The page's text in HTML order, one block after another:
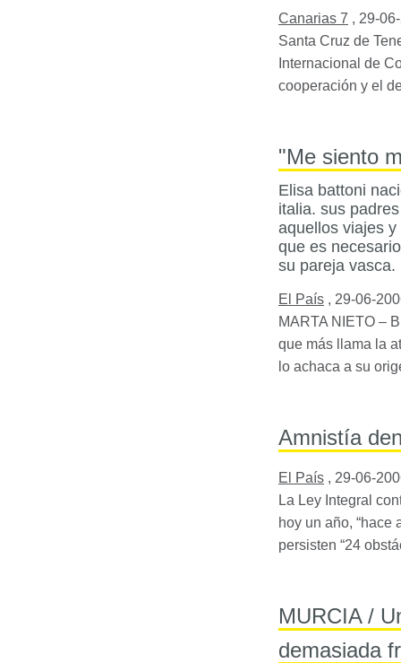
Canarias 7 , 29-
Santa Cruz de
Internacional de
cooperación y el
"Me siento
Elisa battoni
italia. sus
aquellos viajes
que es
su pareja vasca.
El País , 29-06-
MARTA NIETO –
que más llama la
lo achaca a su
Amnistía
El País , 29-06-
La Ley Integral
hoy un año, “hace
persisten “24
MURCIA /
demasiada